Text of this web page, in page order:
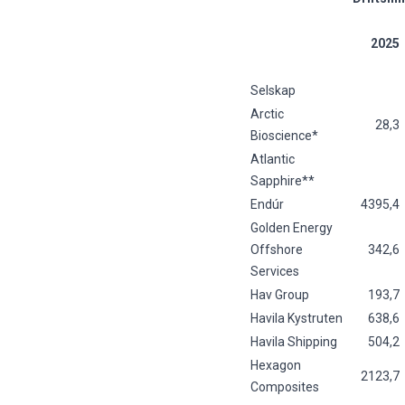
2025
Selskap
Arctic
Bioscience*
28,3
Atlantic
Sapphire**
Endúr
4395,4
Golden Energy
Offshore
Services
342,6
Hav Group
193,7
Havila Kystruten
638,6
Havila Shipping
504,2
Hexagon
Composites
2123,7